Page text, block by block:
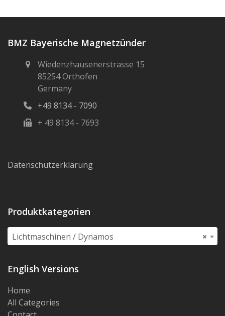
BMZ Bayerische Magnetzünder
Wiedenzhausenerstrasse 15
85254 Orthofen
Germany
+49 8134 - 7090
+ 49 8134 - 7693
Datenschutzerklärung
Produktkategorien
×
Lichtmaschinen / Dynamos
English Versions
Home
All Categories